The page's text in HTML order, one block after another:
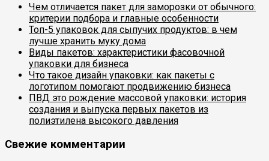
Чем отличается пакет для заморозки от обычного:
критерии подбора и главные особенности
Топ-5 упаковок для сыпучих продуктов: в чем
лучше хранить муку дома
Виды пакетов: характеристики фасовочной
упаковки для бизнеса
Что такое дизайн упаковки: как пакеты с
логотипом помогают продвижению бизнеса
ПВД это рождение массовой упаковки: история
создания и выпуска первых пакетов из
полиэтилена высокого давления
Свежие комментарии